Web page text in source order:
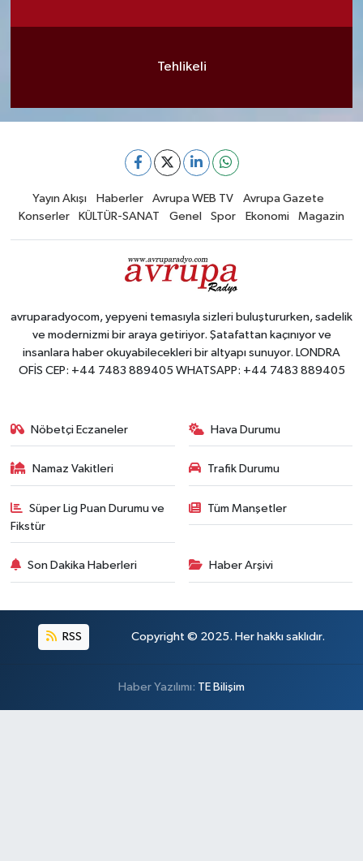
Tehlikeli
Yayın Akışı Haberler Avrupa WEB TV
Avrupa Gazete
Konserler
KÜLTÜR-SANAT Genel Spor Ekonomi Magazin
avruparadyocom, yepyeni temasıyla sizleri buluştururken, sadelik
ve modernizmi bir araya getiriyor. Şatafattan kaçınıyor ve
insanlara haber okuyabilecekleri bir altyapı sunuyor. LONDRA
OFİS CEP: +44 7483 889405 WHATSAPP: +44 7483 889405
Nöbetçi Eczaneler Hava Durumu
Namaz Vakitleri Trafik Durumu
Süper Lig Puan Durumu ve
Fikstür
Tüm Manşetler
Son Dakika Haberleri Haber Arşivi
RSS Copyright © 2025. Her hakkı saklıdır.
Haber Yazılımı: TE Bilişim